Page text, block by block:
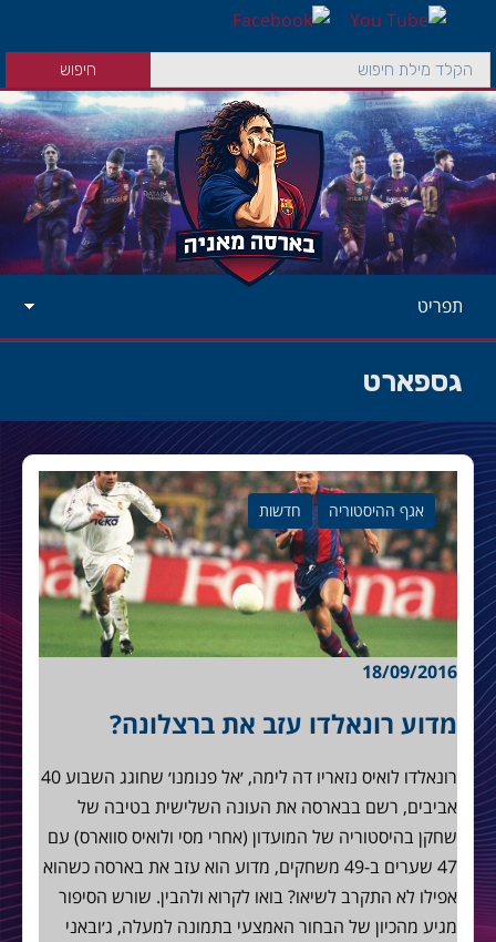
תפריט
גספארט
אגף ההיסטוריה חדשות
18/09/2016
מדוע רונאלדו עזב את ברצלונה?
רונאלדו לואיס נזאריו דה לימה, ׳אל פנומנו׳ שחוגג השבוע 40
אביבים, רשם בבארסה את העונה השלישית בטיבה של
שחקן בהיסטוריה של המועדון (אחרי מסי ולואיס סווארס) עם
47 שערים ב-49 משחקים, מדוע הוא עזב את בארסה כשהוא
אפילו לא התקרב לשיאו? בואו לקרוא ולהבין. שורש הסיפור
מגיע מהכיון של הבחור האמצעי בתמונה למעלה, ג׳ובאני